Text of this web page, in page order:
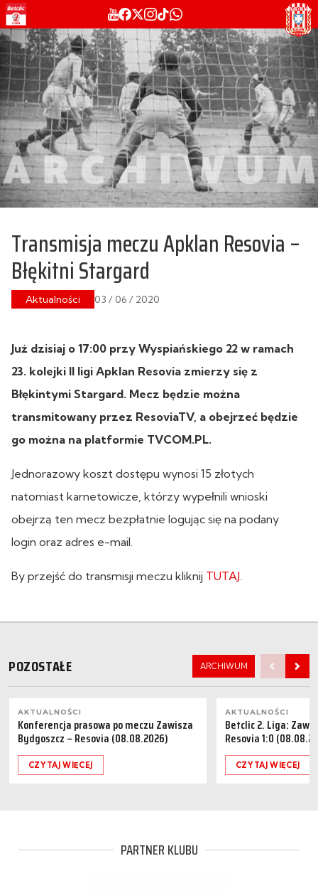
Transmisja meczu Apklan Resovia –
Błękitni Stargard
Aktualności 03 / 06 / 2020
Już dzisiaj o 17:00 przy Wyspiańskiego 22 w ramach
23. kolejki II ligi Apklan Resovia zmierzy się z
Błękintymi Stargard. Mecz będzie można
transmitowany przez ResoviaTV, a obejrzeć będzie
go można na platformie TVCOM.PL.
Jednorazowy koszt dostępu wynosi 15 złotych
natomiast karnetowicze, którzy wypełnili wnioski
obejrzą ten mecz bezpłatnie logując się na podany
login oraz adres e-mail.
By przejść do transmisji meczu kliknij TUTAJ
POZOSTAŁE ARCHIWUM
AKTUALNOŚCI
Konferencja prasowa po meczu Zawisza
Bydgoszcz – Resovia (08.08.2026)
CZYTAJ WIĘCEJ
AKTUALNOŚCI
Betclic 2. Liga:
Resovia 1:0
CZYTAJ WIĘCEJ
PARTNER KLUBU